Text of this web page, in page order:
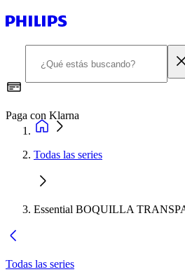
Paga con Klarna
Todas las series
Essential BOQUILLA
Todas las series